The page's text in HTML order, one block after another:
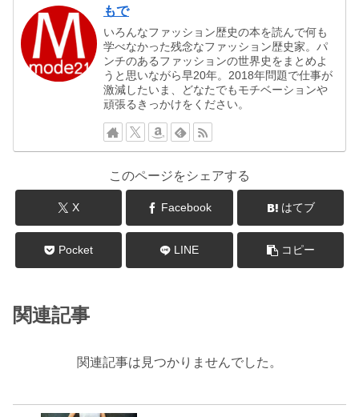
もで
いろんなファッション歴史の本を読んで何も
学べなかった残念なファッション歴史家。パ
ンチのあるファッションの世界史をまとめよ
うと思いながら早20年。2018年問題で仕事が
激減したいま、どなたでもモチベーションや
頑張るきっかけをください。
このページをシェアする
X Facebook はてブ
Pocket LINE コピー
関連記事
関連記事は見つかりませんでした。